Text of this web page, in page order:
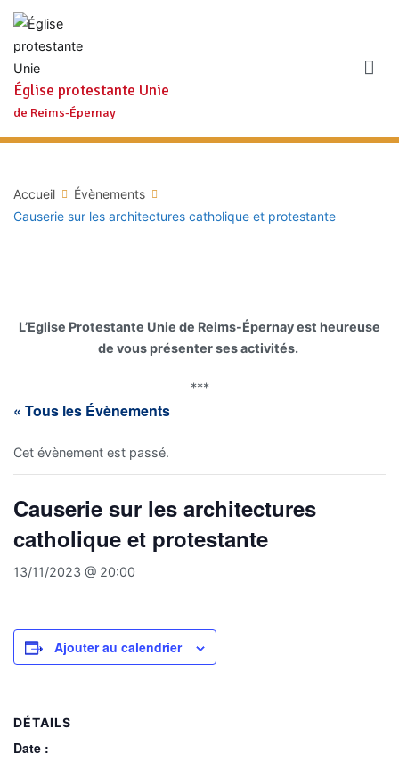
Aller
contenu
Église protestante Unie
de Reims-Épernay
Accueil
Évènements
Causerie sur les architectures catholique et protestante
L’Eglise Protestante Unie de Reims-Épernay est heureuse
de vous présenter ses activités.
***
« Tous les Évènements
Cet évènement est passé.
Causerie sur les architectures
catholique et protestante
13/11/2023 @ 20:00
Ajouter au calendrier
DÉTAILS
Date :